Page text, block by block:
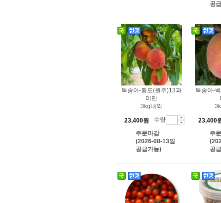
공
복숭아-황도(원주)13과
미만
3kg내외
23,400원
수량
주문마감
(2026-08-13일
공급가능)
복숭아-
23,400
주
공